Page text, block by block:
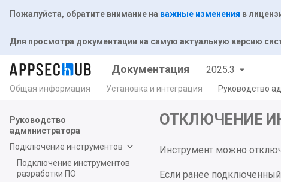
Пожалуйста, обратите внимание на важные изменения в
Для просмотра документации на самую актуальную версию
Документация 2025.3
Общая информация Установка и интеграция Руководство
Руководство
администратора
Подключение инструментов
Подключение инструментов
разработки ПО
ОТКЛЮЧЕНИЕ
Инструмент можно
Если ранее